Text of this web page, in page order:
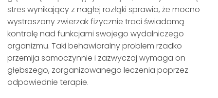
stres wynikający z nagłej rozłąki sprawia, że mocno
wystraszony zwierzak fizycznie traci świadomą
kontrolę nad funkcjami swojego wydalniczego
organizmu. Taki behawioralny problem rzadko
przemija samoczynnie i zazwyczaj wymaga on
głębszego, zorganizowanego leczenia poprzez
odpowiednie terapie.